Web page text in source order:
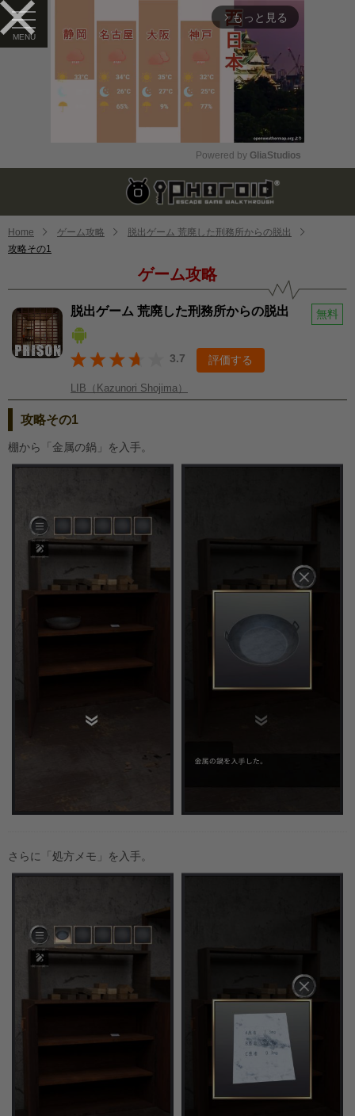
arrow_forward_ios もっと見る
Mute
Powered by GliaStudios
Home ゲーム攻略
脱出ゲーム 荒廃した刑務所からの脱出
攻略その1
ゲーム攻略
脱出ゲーム 荒廃した刑務所からの脱出 無料
3.7 評価する
LIB（Kazunori Shojima）
攻略その1
棚から「金属の鍋」を入手。
さらに「処方メモ」を入手。